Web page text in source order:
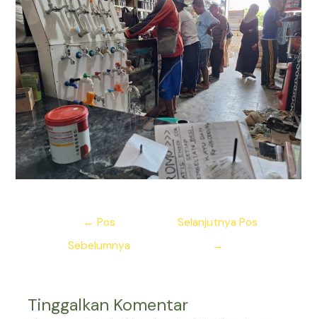
← Pos
Sebelumnya
Selanjutnya Pos
→
Tinggalkan Komentar